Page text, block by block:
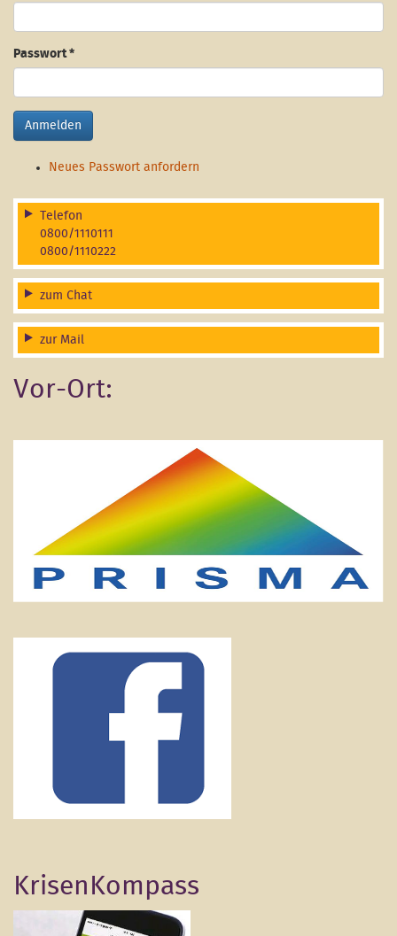
Passwort*
Anmelden
Neues Passwort anfordern
Telefon
0800/1110111
0800/1110222
zum Chat
zur Mail
Vor-Ort:
KrisenKompass